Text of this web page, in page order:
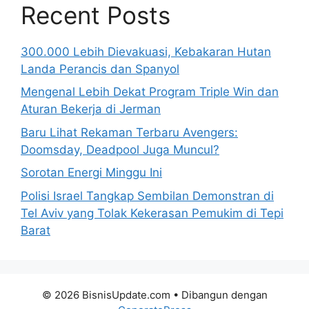
Recent Posts
300.000 Lebih Dievakuasi, Kebakaran Hutan
Landa Perancis dan Spanyol
Mengenal Lebih Dekat Program Triple Win dan
Aturan Bekerja di Jerman
Baru Lihat Rekaman Terbaru Avengers:
Doomsday, Deadpool Juga Muncul?
Sorotan Energi Minggu Ini
Polisi Israel Tangkap Sembilan Demonstran di
Tel Aviv yang Tolak Kekerasan Pemukim di Tepi
Barat
© 2026 BisnisUpdate.com • Dibangun dengan